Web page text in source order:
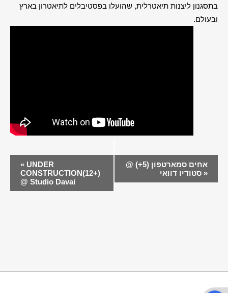
בתסגנון ליצנות תיאטרלית, שהועלו בפסטיבלים לתיאטרון בארץ
ובעולם.
EVENT
NAVIGATION
« UNDER
CONSTRUCTION(12+)
@ Studio Davai
אחים סמארטפון (5+) @
»